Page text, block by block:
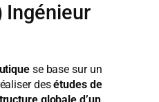
Ingénieur
se base sur un
desétudes de